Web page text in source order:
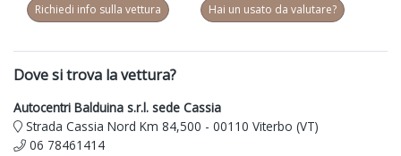
Richiedi info sulla vettura Hai un usato da valutare?
Dove si trova la vettura?
Autocentri Balduina s.r.l. sede Cassia
Strada Cassia Nord Km 84,500 - 00110 Viterbo (VT)
06 78461414